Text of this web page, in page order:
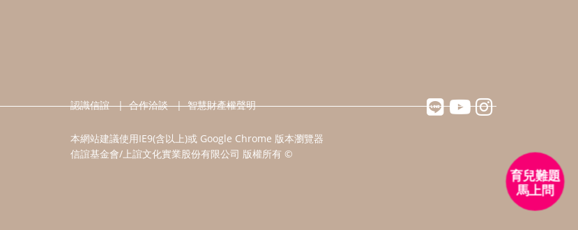
認識信誼 合作洽談 智慧財產權聲明
本網站建議使用IE9(含以上)或 Google Chrome 版本瀏覽器
信誼基金會/上誼文化實業股份有限公司 版權所有 ©
育兒難題
馬上問